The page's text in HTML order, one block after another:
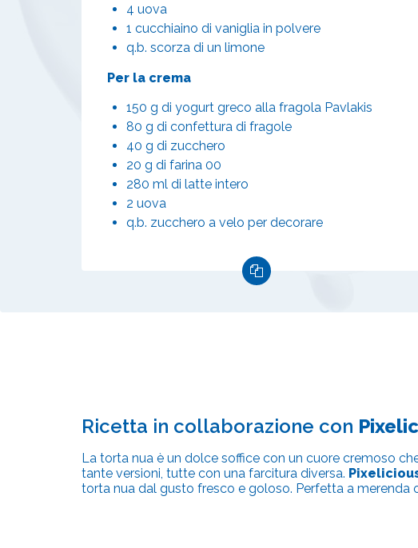
4 uova
1 cucchiaino di vaniglia in polvere
q.b. scorza di un limone
Per la crema
150 g di yogurt greco alla fragola Pavlakis
80 g di confettura di fragole
40 g di zucchero
20 g di farina 00
280 ml di latte intero
2 uova
q.b. zucchero a velo per decorare
Ricetta in collaborazione con
La torta nua è un dolce soffice con un cuore cremoso
tante versioni, tutte con una farcitura diversa.
torta nua dal gusto fresco e goloso. Perfetta a merenda